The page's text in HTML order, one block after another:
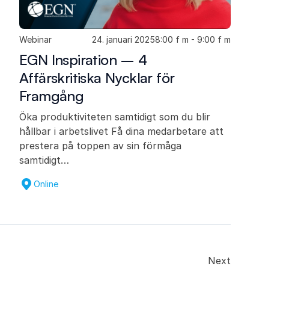
Webinar 24. januari 20258:00 f m - 9:00 f m
EGN Inspiration – 4
Affärskritiska Nycklar för
Framgång
Öka produktiviteten samtidigt som du blir
hållbar i arbetslivet Få dina medarbetare att
prestera på toppen av sin förmåga
samtidigt…
Online
Next